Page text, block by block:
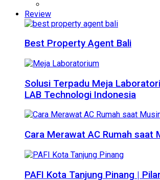
Review
Best Property Agent Bali
Solusi Terpadu Meja
LAB Technologi Indonesia
Cara Merawat AC Rumah saat
PAFI Kota Tanjung Pinang |